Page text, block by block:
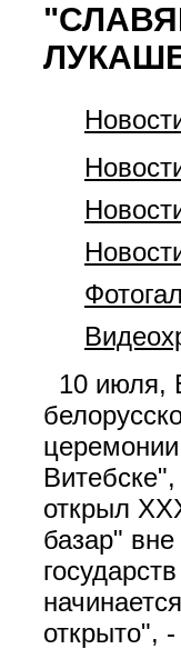
10 июля,
открыл
базар"
открыто",